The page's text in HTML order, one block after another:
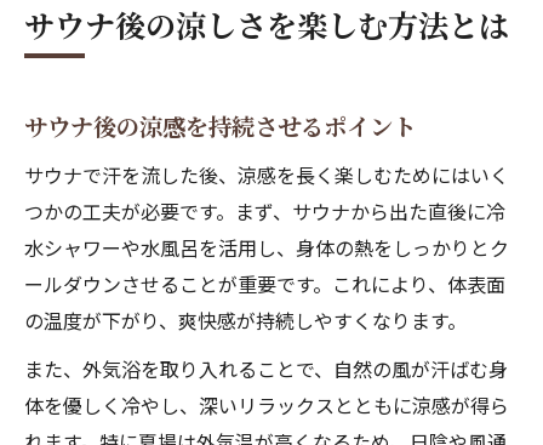
サウナ後の涼しさを楽しむ方法とは
サウナ後の涼感を持続させるポイント
サウナで汗を流した後、涼感を長く楽しむためにはいく
つかの工夫が必要です。まず、サウナから出た直後に冷
水シャワーや水風呂を活用し、身体の熱をしっかりとク
ールダウンさせることが重要です。これにより、体表面
の温度が下がり、爽快感が持続しやすくなります。
また、外気浴を取り入れることで、自然の風が汗ばむ身
体を優しく冷やし、深いリラックスとともに涼感が得ら